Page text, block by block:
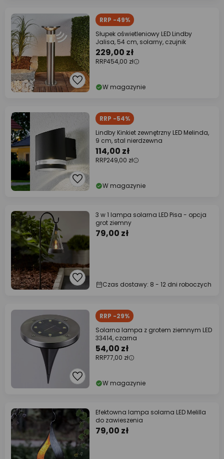
RRP -49%
Słupek oświetleniowy LED Lindby
Jalisa, 54 cm, solarny, czujnik
229,00 zł
RRP454,00 zł
W magazynie
RRP -54%
Lindby Kinkiet zewnętrzny LED Melinda,
9 cm, stal nierdzewna
114,00 zł
RRP249,00 zł
W magazynie
3 w 1 lampa solarna LED Pisa - opcja
grot ziemny
79,00 zł
Czas dostawy: 8 - 12 dni roboczych
RRP -29%
Solarna lampa z grotem ziemnym LED
33414, czarna
54,00 zł
RRP77,00 zł
W magazynie
Efektowna lampa solarna LED Melilla
do zawieszenia
79,00 zł